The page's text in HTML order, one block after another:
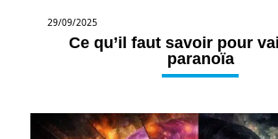
29/09/2025
Ce qu’il faut savoir pour
paranoïa